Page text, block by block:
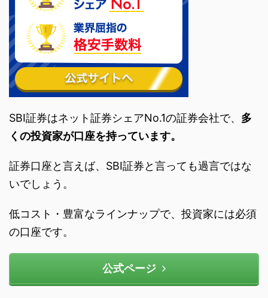
SBI証券はネット証券シェアNo.1の証券会社で、 多
くの投資家が口座を持っています。
証券口座と言えば、SBI証券と言っても過言ではな
いでしょう。
低コスト・豊富なラインナップで、投資家には必須
の口座です。
公式ページ